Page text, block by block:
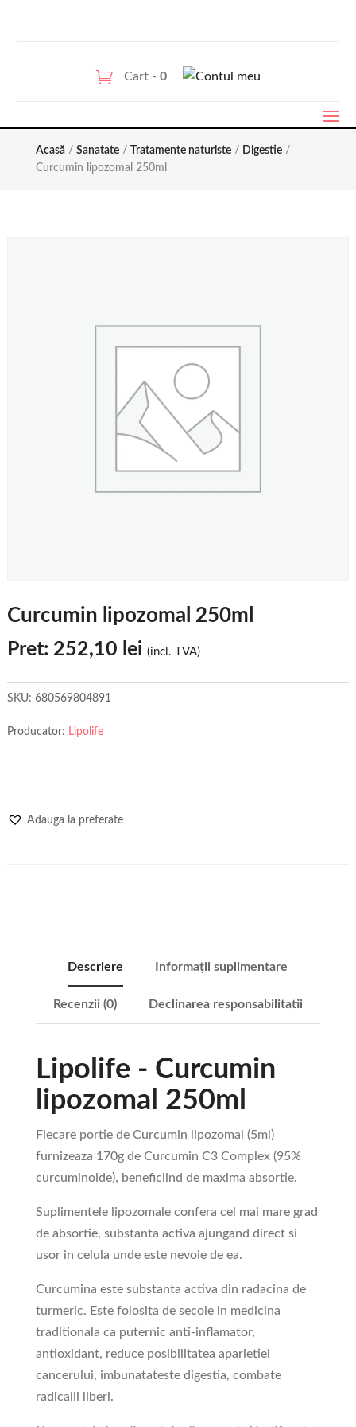
Cart - 0
Acasă/ Sanatate/ Tratamente naturiste/ Digestie/
Curcumin lipozomal 250ml
Curcumin lipozomal 250ml
Pret: 252,10 lei (incl. TVA)
SKU: 680569804891
Producator: Lipolife
Adauga la preferate
Descriere Informații suplimentare
Recenzii (0) Declinarea responsabilitatii
Lipolife - Curcumin
lipozomal 250ml
Fiecare portie de Curcumin lipozomal (5ml)
furnizeaza 170g de Curcumin C3 Complex (95%
curcuminoide), beneficiind de maxima absortie.
Suplimentele lipozomale confera cel mai mare grad
de absortie, substanta activa ajungand direct si
usor in celula unde este nevoie de ea.
Curcumina este substanta activa din radacina de
turmeric. Este folosita de secole in medicina
traditionala ca puternic anti-inflamator,
antioxidant, reduce posibilitatea aparietiei
cancerului, imbunatateste digestia, combate
radicalii liberi.